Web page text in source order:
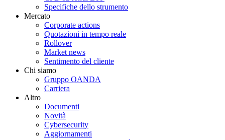
Specifiche dello strumento
Mercato
Corporate actions
Quotazioni in tempo reale
Rollover
Market news
Sentimento del cliente
Chi siamo
Gruppo OANDA
Carriera
Altro
Documenti
Novità
Cybersecurity
Aggiornamenti